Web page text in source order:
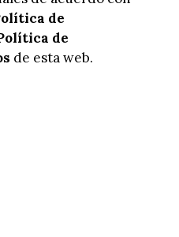
de
de
de esta web.